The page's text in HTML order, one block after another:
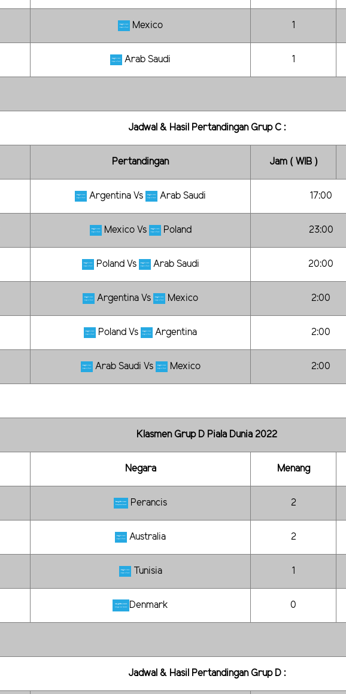
Mexico 1
Arab Saudi 1
Jadwal & Hasil Pertandingan Grup C :
Pertandingan Jam ( WIB )
Argentina Vs Arab Saudi 17:00
Mexico Vs Poland 23:00
Poland Vs Arab Saudi 20:00
Argentina Vs Mexico 2:00
Poland Vs Argentina 2:00
Arab Saudi Vs Mexico 2:00
Klasmen Grup D Piala Dunia 2022
Negara Menang
Perancis 2
Australia 2
Tunisia 1
Denmark 0
Jadwal & Hasil Pertandingan Grup D :